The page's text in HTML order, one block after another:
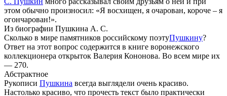
этом обычно произносил: «Я восхищен, я очарован, короче – я
огончарован!».
Из биографии Пушкина А. С.
Сколько в мире памятников российскому поэтуПушкину?
Ответ на этот вопрос содержится в книге воронежского
коллекционера открыток Валерия Кононова. Во всем мире их
— 270.
Абстрактное
Рукописи Пушкина всегда выглядели очень красиво.
Настолько красиво, что прочесть текст было практически